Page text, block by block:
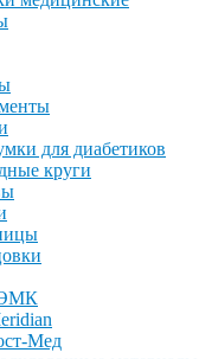
для диабетиков
круги
Мед